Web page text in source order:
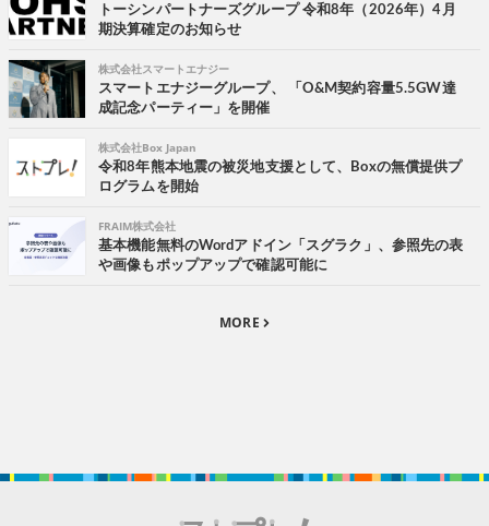
トーシンパートナーズグループ 令和8年（2026年）4月
期決算確定のお知らせ
株式会社スマートエナジー
スマートエナジーグループ、 「O&M契約容量5.5GW達
成記念パーティー」を開催
株式会社Box Japan
令和8年熊本地震の被災地支援として、Boxの無償提供プ
ログラムを開始
FRAIM株式会社
基本機能無料のWordアドイン「スグラク」、参照先の表
や画像もポップアップで確認可能に
MORE